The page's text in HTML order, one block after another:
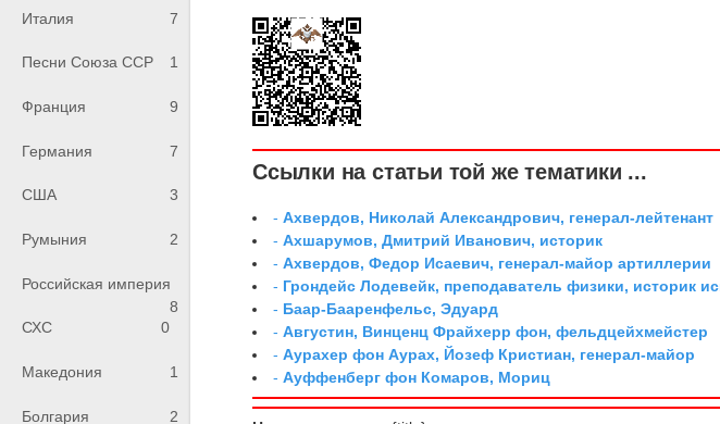
Италия 7
Песни Союза ССР 1
Франция 9
Германия 7
США 3
Румыния 2
Российская империя
8
СХС
0
Македония 1
Болгария 2
Ссылки на статьи той же тематики ...
-Ахвердов, Николай Александрович, генерал-лейтенант
-Ахшарумов, Дмитрий Иванович, историк
-Ахвердов, Федор Исаевич, генерал-майор артиллерии
- Грондейс Лодевейк, преподаватель физики, историк
- Баар-Бааренфельс, Эдуард
-Августин, Винценц Фрайхерр фон, фельдцейхмейстер
-Аурахер фон Аурах, Йозеф Кристиан, генерал-майор
-Ауффенберг фон Комаров, Мориц